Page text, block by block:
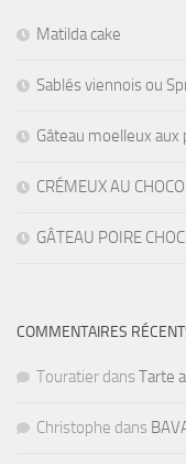
Matilda cake
Sablés viennois ou
Gâteau moelleux
CRÉMEUX AU
GÂTEAU POIRE
COMMENTAIRES
Touratier dans Tarte
Christophe dans